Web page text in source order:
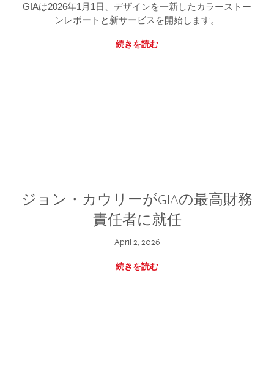
GIAは2026年1月1日、デザインを一新したカラーストー
ンレポートと新サービスを開始します。
続きを読む
ジョン・カウリーがGIAの最高財務
責任者に就任
April 2, 2026
続きを読む